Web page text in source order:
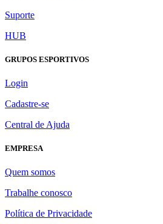
Suporte
HUB
GRUPOS ESPORTIVOS
Login
Cadastre-se
Central de Ajuda
EMPRESA
Quem somos
Trabalhe conosco
Política de Privacidade